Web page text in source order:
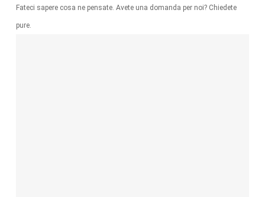
Fateci sapere cosa ne pensate. Avete una domanda per noi? Chiedete
pure.